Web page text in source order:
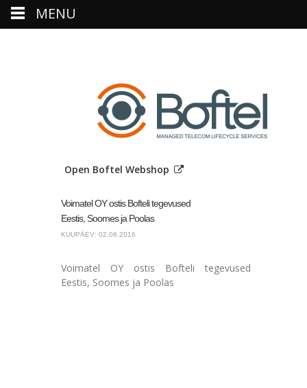
Open Boftel Webshop
Voimatel OY ostis Bofteli tegevused
Eestis, Soomes ja Poolas
KUUPÄEV: 02.06.2016
Voimatel OY ostis Bofteli tegevused
Eestis, Soomes ja Poolas
MENU